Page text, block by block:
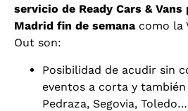
servicio de Ready Cars & Vans
Madrid fin de semana como la
Out son:
Posibilidad de acudir sin
eventos a corta y
Pedraza, Segovia,